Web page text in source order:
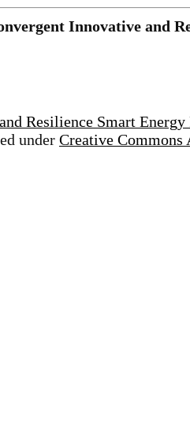
Innovative and
Resilience Smart
under Creative